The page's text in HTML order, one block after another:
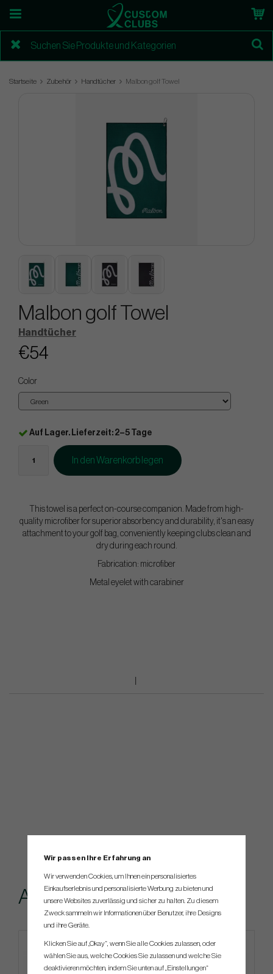
Startseite Zubehör Handtücher Malbon golf Towel
Malbon golf Towel
Handtücher
€54
Color
Auf Lager. Lieferzeit: 2–5 Tage
In den Warenkorb legen
This towel is a perfect on-course companion. Made from high-
quality microfiber for superior absorbency and durability, it's an easy
attachment to your golf bag, conveniently keeping clubs clean and
dry during each round.
Fabrication: microfiber
Metal eyelet with carabiner
Andere kauften...
4 FOR 3
Wir passen Ihre Erfahrung an
Wir verwenden Cookies, um Ihnen ein personalisiertes
Einkaufserlebnis und personalisierte Werbung zu bieten und
unsere Websites zuverlässig und sicher zu halten. Zu diesem
Zweck sammeln wir Informationen über Benutzer, ihre Designs
und ihre Geräte.
Klicken Sie auf „Okay“, wenn Sie alle Cookies zulassen, oder
wählen Sie aus, welche Cookies Sie zulassen und welche Sie
deaktivieren möchten, indem Sie unten auf „Einstellungen“